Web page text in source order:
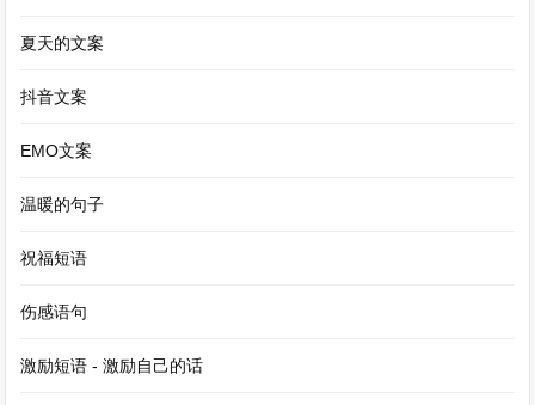
从那以后，晓萱不再是那个独自坐在操场角落的孤
独女孩，她和小宇成为了好朋友，一起在校园里度
为了他们友谊的起点，被深深地埋在了心底。
在小镇的老街上，住着一位年逾古稀的老人，名叫
里工作，很少有时间回来陪伴他。李爷爷独自守着
夏天的文案
抖音文案
EMO文案
温暖的句子
祝福短语
伤感语句
激励短语 - 激励自己的话